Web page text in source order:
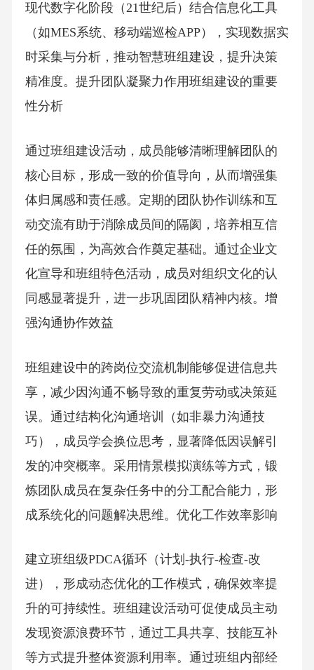
现代数字化阶段（21世纪后）结合信息化工具
（如MES系统、移动端巡检APP），实现数据实
时采集与分析，推动智慧班组建设，提升决策
精准度。提升团队凝聚力作用班组建设的重要
性分析
通过班组建设活动，成员能够清晰理解团队的
核心目标，形成一致的价值导向，从而增强集
体归属感和责任感。定期的团队协作训练和互
动交流有助于消除成员间的隔阂，培养相互信
任的氛围，为高效合作奠定基础。通过企业文
化宣导和班组特色活动，成员对组织文化的认
同感显著提升，进一步巩固团队精神内核。增
强沟通协作效益
班组建设中的跨岗位交流机制能够促进信息共
享，减少因沟通不畅导致的重复劳动或决策延
误。通过结构化沟通培训（如非暴力沟通技
巧），成员学会换位思考，显著降低因误解引
发的冲突概率。采用情景模拟演练等方式，锻
炼团队成员在复杂任务中的分工配合能力，形
成系统化的问题解决思维。优化工作效率影响
建立班组级PDCA循环（计划-执行-检查-改
进），形成动态优化的工作模式，确保效率提
升的可持续性。班组建设活动可促使成员主动
发现资源浪费环节，通过工具共享、技能互补
等方式提升整体资源利用率。通过班组内部经